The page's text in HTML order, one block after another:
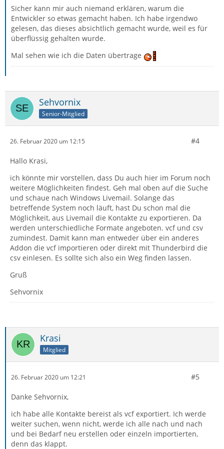
Sicher kann mir auch niemand erklären, warum die
Entwickler so etwas gemacht haben. Ich habe irgendwo
gelesen, das dieses absichtlich gemacht wurde, weil es für
überflüssig gehalten wurde.
Mal sehen wie ich die Daten übertrage
Sehvornix
Senior-Mitglied
26. Februar 2020 um 12:15 #4
Hallo Krasi,
ich könnte mir vorstellen, dass Du auch hier im Forum noch
weitere Möglichkeiten findest. Geh mal oben auf die Suche
und schaue nach Windows Livemail. Solange das
betreffende System noch läuft, hast Du schon mal die
Möglichkeit, aus Livemail die Kontakte zu exportieren. Da
werden unterschiedliche Formate angeboten. vcf und csv
zumindest. Damit kann man entweder über ein anderes
Addon die vcf importieren oder direkt mit Thunderbird die
csv einlesen. Es sollte sich also ein Weg finden lassen.
Gruß
Sehvornix
Krasi
Mitglied
26. Februar 2020 um 12:21 #5
Danke Sehvornix,
ich habe alle Kontakte bereist als vcf exportiert. Ich werde
weiter suchen, wenn nicht, werde ich alle nach und nach
und bei Bedarf neu erstellen oder einzeln importierten,
denn das klappt.